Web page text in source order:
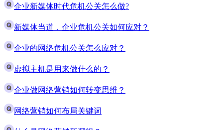
企业新媒体时代危机公关怎么做?
新媒体当道，企业危机公关如何应对？
企业的网络危机公关怎么应对？
虚拟主机是用来做什么的？
企业做网络营销如何转变思维？
网络营销如何布局关键词